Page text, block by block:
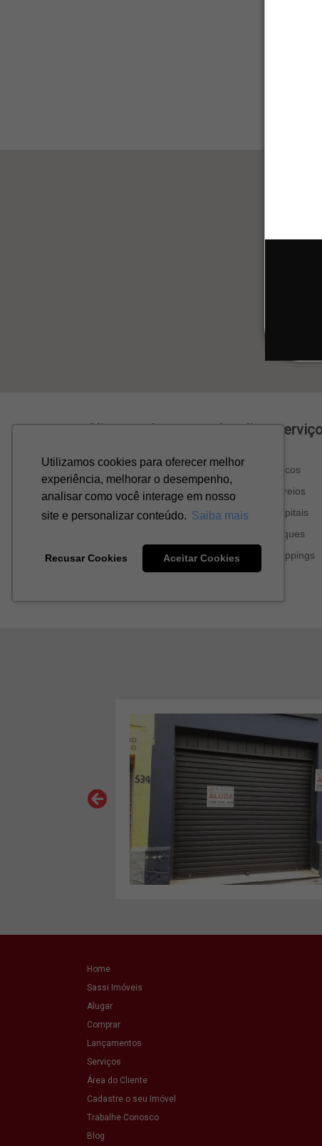
Home
Sassi Imóveis
Alugar
Comprar
Lançamentos
Serviços
Área do Cliente
Cadastre o seu Imóvel
Trabalhe Conosco
Blog